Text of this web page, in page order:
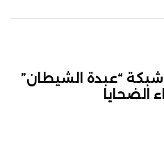
شبكة “عبدة الشيطان”
الضحايا